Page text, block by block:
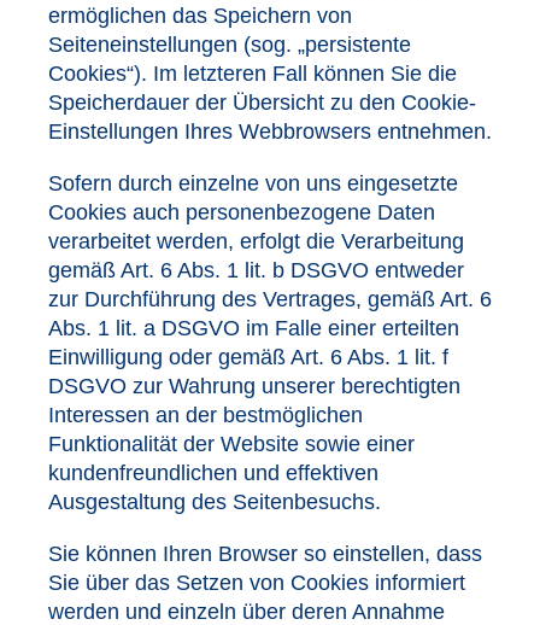
ermöglichen das Speichern von
Seiteneinstellungen (sog. „persistente
Cookies“). Im letzteren Fall können Sie die
Speicherdauer der Übersicht zu den Cookie-
Einstellungen Ihres Webbrowsers entnehmen.
Sofern durch einzelne von uns eingesetzte
Cookies auch personenbezogene Daten
verarbeitet werden, erfolgt die Verarbeitung
gemäß Art. 6 Abs. 1 lit. b DSGVO entweder
zur Durchführung des Vertrages, gemäß Art. 6
Abs. 1 lit. a DSGVO im Falle einer erteilten
Einwilligung oder gemäß Art. 6 Abs. 1 lit. f
DSGVO zur Wahrung unserer berechtigten
Interessen an der bestmöglichen
Funktionalität der Website sowie einer
kundenfreundlichen und effektiven
Ausgestaltung des Seitenbesuchs.
Sie können Ihren Browser so einstellen, dass
Sie über das Setzen von Cookies informiert
werden und einzeln über deren Annahme